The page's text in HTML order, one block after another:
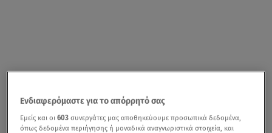
Ενδιαφερόμαστε για το απόρρητό σας
Εμείς και οι603 συνεργάτες μας αποθηκεύουμε προσωπικά δεδομένα,
όπως δεδομένα περιήγησης ή μοναδικά αναγνωριστικά στοιχεία, και